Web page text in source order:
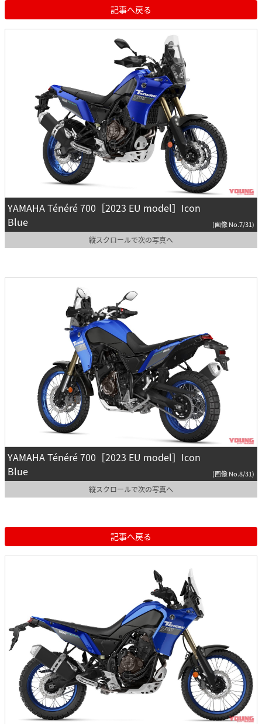
記事へ戻る
YAMAHA Ténéré 700［2023 EU model］Icon
Blue
(画像 No.7/31)
縦スクロールで次の写真へ
YAMAHA Ténéré 700［2023 EU model］Icon
Blue
(画像 No.8/31)
縦スクロールで次の写真へ
記事へ戻る